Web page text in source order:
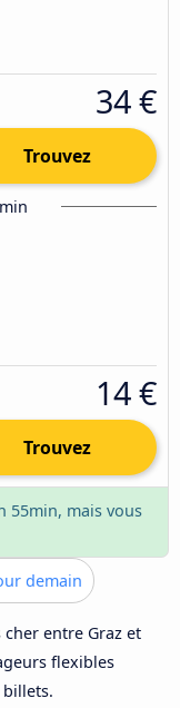
34 €
Trouvez
14 €
Trouvez
55min, mais vous
demain
entre Graz et
flexibles